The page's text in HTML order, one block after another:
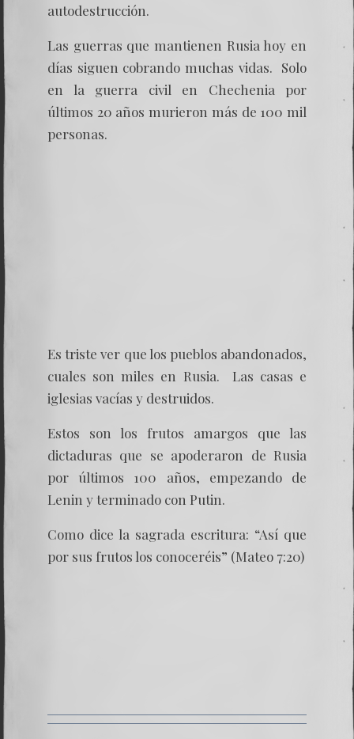
autodestrucción.
Las guerras que mantienen Rusia hoy en
días siguen cobrando muchas vidas. Solo
en la guerra civil en Chechenia por
últimos 20 años murieron más de 100 mil
personas.
Es triste ver que los pueblos abandonados,
cuales son miles en Rusia. Las casas e
iglesias vacías y destruidos.
Estos son los frutos amargos que las
dictaduras que se apoderaron de Rusia
por últimos 100 años, empezando de
Lenin y terminado con Putin.
Como dice la sagrada escritura: “Así que
por sus frutos los conoceréis” (Mateo 7:20)